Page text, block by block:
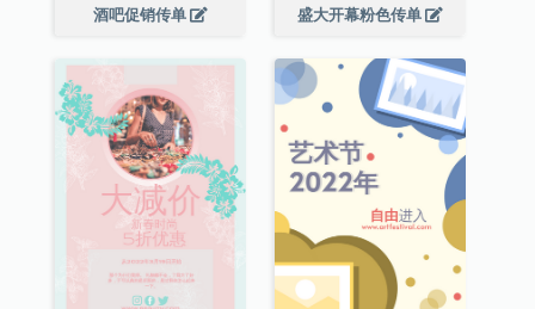
酒吧促销传单 盛大开幕粉色传单